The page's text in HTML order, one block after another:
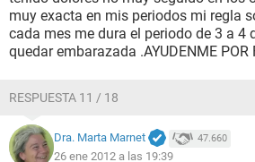
muy exacta en mis periodos mi regla
cada mes me dura el periodo de 3 a 4
quedar embarazada .AYUDENME POR
RESPUESTA 11 / 18
Dra. Marta Marnet 47.660
26 ene 2012 a las 19:39